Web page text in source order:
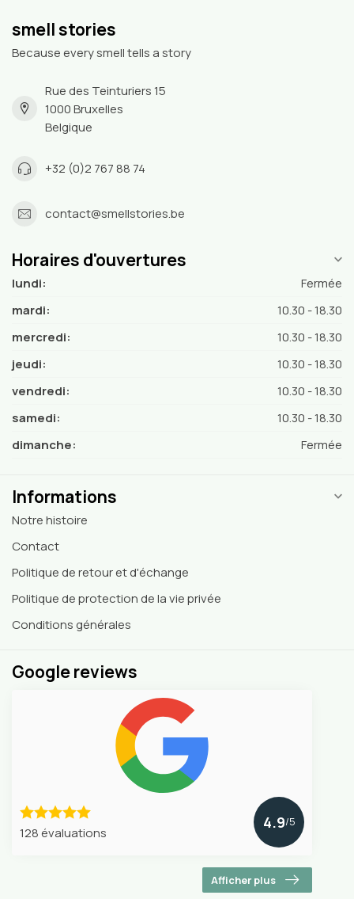
smell stories
Because every smell tells a story
Rue des Teinturiers 15
1000 Bruxelles
Belgique
+32 (0)2 767 88 74
contact@smellstories.be
Horaires d'ouvertures
lundi:
Fermée
mardi:
10.30 - 18.30
mercredi:
10.30 - 18.30
jeudi:
10.30 - 18.30
vendredi:
10.30 - 18.30
samedi:
10.30 - 18.30
dimanche:
Fermée
Informations
Notre histoire
Contact
Politique de retour et d'échange
Politique de protection de la vie privée
Conditions générales
Google reviews
128 évaluations
4.9/5
Afficher plus